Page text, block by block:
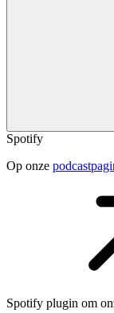
Spotify
Op onze
Spotify plugin om